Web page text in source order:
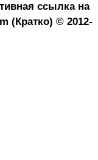
ссылка на
(Кратко) © 2012-